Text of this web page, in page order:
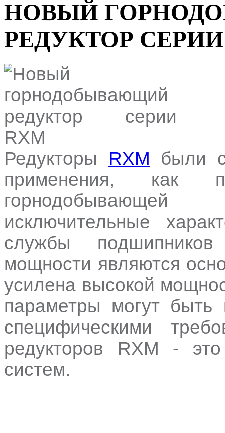
НОВЫЙ
РЕДУКТОР СЕРИИ
Редукторы RXM были
применения, как
исключительные
службы
мощности являются
усилена высокой
параметры могут быть
специфическими
редукторов RXM -
систем.